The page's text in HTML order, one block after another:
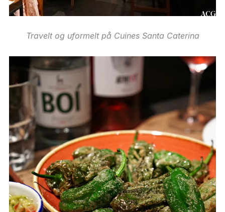
Travelt og uformelt på Cuines Santa Caterina